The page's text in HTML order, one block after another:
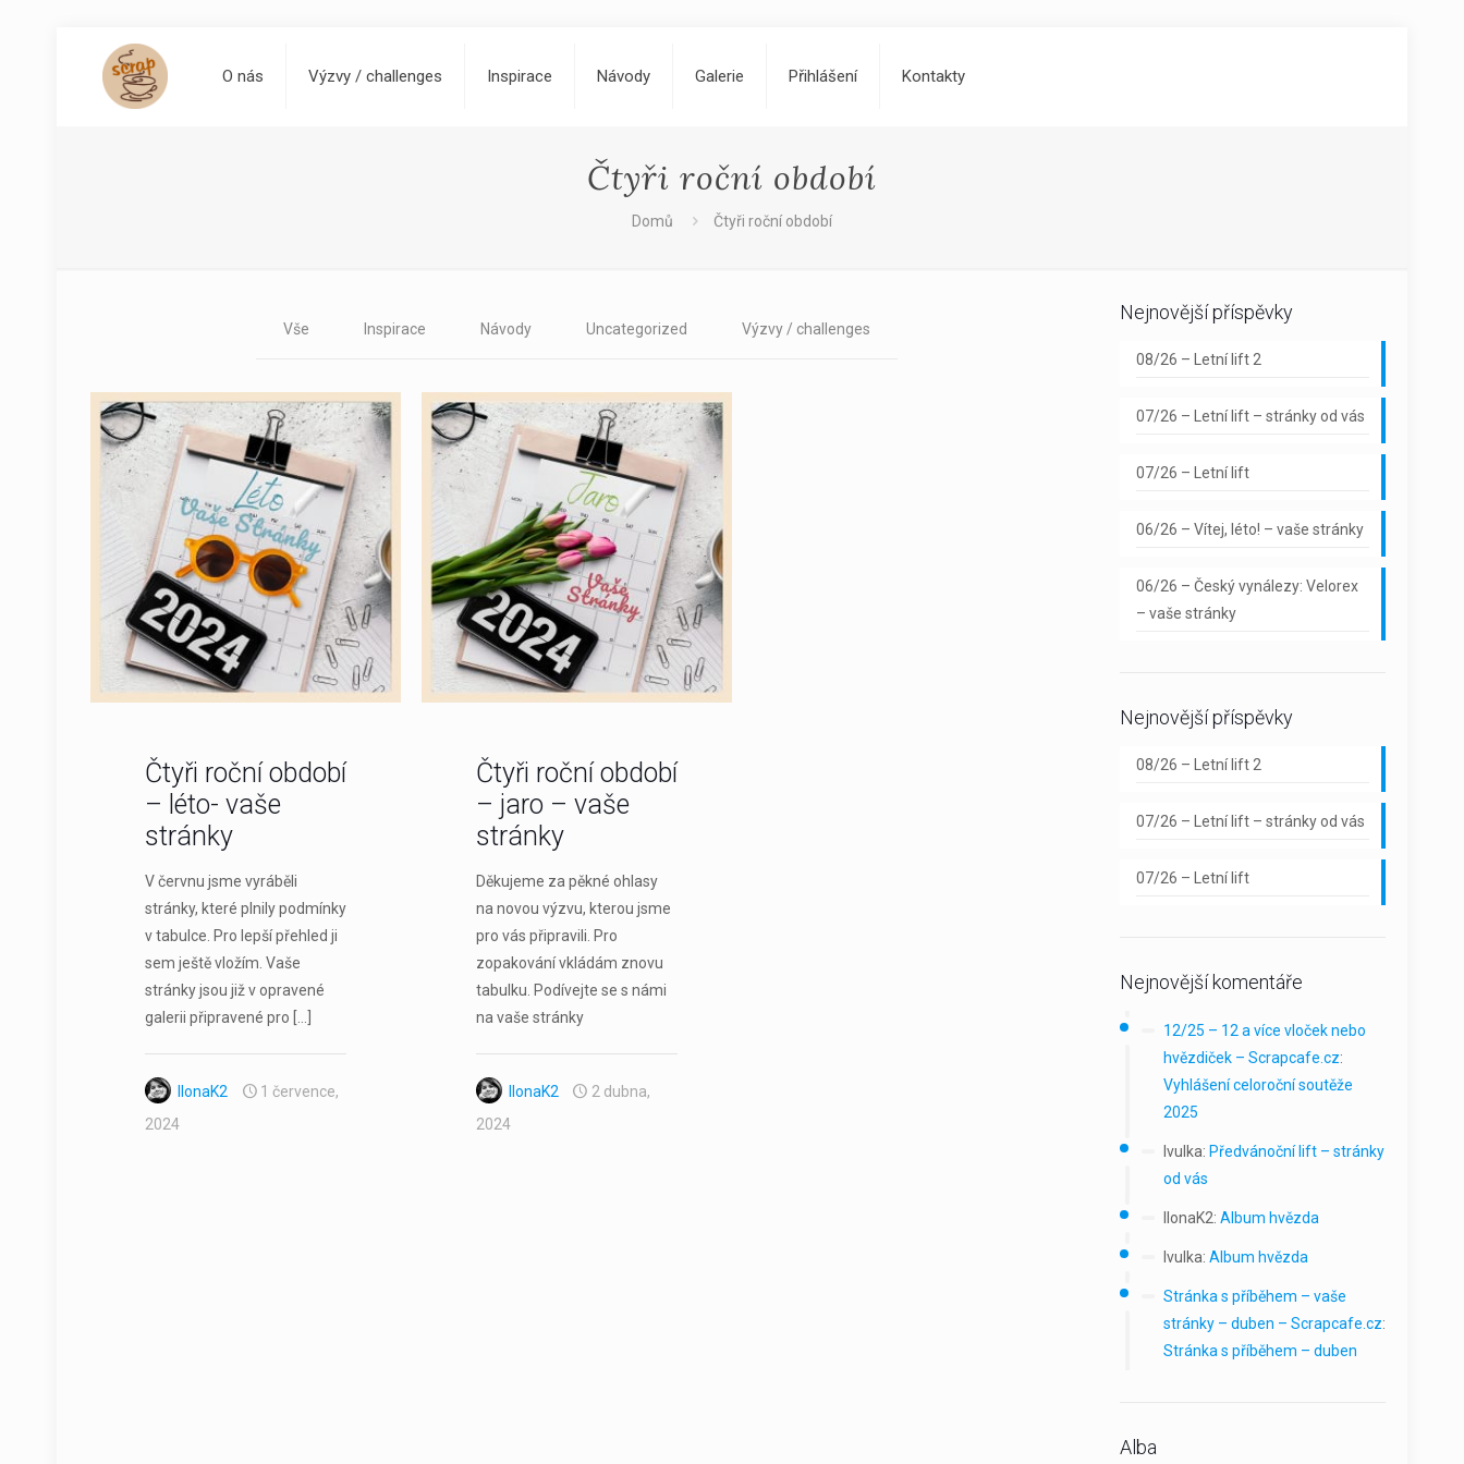
O nás Výzvy / challenges Inspirace Návody Galerie Přihlášení Kontakty
Čtyři roční období
Domů Čtyři roční období
Vše Inspirace Návody Uncategorized Výzvy / challenges
Čtyři roční období
– léto- vaše
stránky
V červnu jsme vyráběli
stránky, které plnily podmínky
v tabulce. Pro lepší přehled ji
sem ještě vložím. Vaše
stránky jsou již v opravené
galerii připravené pro […]
IlonaK2
1 července,
2024
Čtyři roční období
– jaro – vaše
stránky
Děkujeme za pěkné ohlasy
na novou výzvu, kterou jsme
pro vás připravili. Pro
zopakování vkládám znovu
tabulku. Podívejte se s námi
na vaše stránky
IlonaK2
2 dubna,
2024
Nejnovější příspěvky
08/26 – Letní lift 2
07/26 – Letní lift – stránky od vás
07/26 – Letní lift
06/26 – Vítej, léto! – vaše stránky
06/26 – Český vynálezy: Velorex
– vaše stránky
Nejnovější příspěvky
08/26 – Letní lift 2
07/26 – Letní lift – stránky od vás
07/26 – Letní lift
Nejnovější komentáře
12/25 – 12 a více vloček nebo
hvězdiček – Scrapcafe.cz:
Vyhlášení celoroční soutěže
2025
Ivulka: Předvánoční lift – stránky
od vás
IlonaK2: Album hvězda
Ivulka: Album hvězda
Stránka s příběhem – vaše
stránky – duben – Scrapcafe.cz:
Stránka s příběhem – duben
Alba